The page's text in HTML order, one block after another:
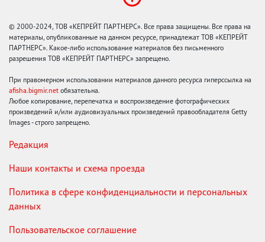
© 2000-2024, ТОВ «КЕПРЕЙТ ПАРТНЕРС». Все права защищены. Все права на
материалы, опубликованные на данном ресурсе, принадлежат ТОВ «КЕПРЕЙТ
ПАРТНЕРС». Какое-либо использование материалов без письменного
разрешения ТОВ «КЕПРЕЙТ ПАРТНЕРС» запрещено.
При правомерном использовании материалов данного ресурса гиперссылка на
afisha.bigmir.net обязательна.
Любое копирование, перепечатка и воспроизведение фотографических
произведений и/или аудиовизуальных произведений правообладателя Getty
Images - строго запрещено.
Редакция
Наши контакты и схема проезда
Политика в сфере конфиденциальности и персональных
данных
Пользовательское соглашение